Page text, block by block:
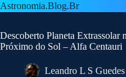
Pular
para
conteúdo
Astronomia.Blog.Br
Descoberto Planeta Extrassolar
Próximo do Sol – Alfa Centauri
Leandro L S Guedes